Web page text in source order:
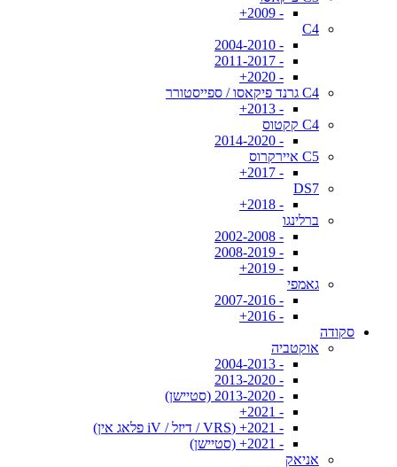
- 2009+
C4
- 2004-2010
- 2011-2017
- 2020+
C4 גרנד פיקאסו / ספייסטורר
- 2013+
C4 קקטוס
- 2014-2020
C5 איירקרוס
- 2017+
DS7
- 2018+
ברלינגו
- 2002-2008
- 2008-2019
- 2019+
גאמפי
- 2007-2016
- 2016+
סקודה
אוקטביה
- 2004-2013
- 2013-2020
- 2013-2020 (סטיישן)
- 2021+
- 2021+ (VRS / דיזל / iV פלאג אין)
- 2021+ (סטיישן)
אניאק